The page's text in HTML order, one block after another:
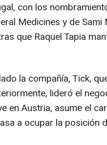
con los
Medicines y de
que Raquel Tapia
la compañía, Tick,
lideró el
en Austria, asume el
a ocupar la posición